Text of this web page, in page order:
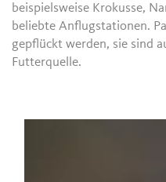
beispielsweise Krokusse,
beliebte Anflugstationen.
gepflückt werden, sie sind
Futterquelle.